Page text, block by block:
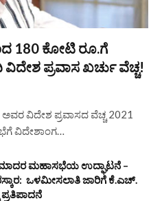
180 ಕೋಟಿ ರೂ.ಗೆ
ಪ್ರವಾಸ ಖರ್ಚು ವೆಚ್ಚ!
ವಿದೇಶ ಪ್ರವಾಸದ ವೆಚ್ಚ 2021
ವಿದೇಶಾಂಗ…
ಮಾದರ ಮಹಾಸಭೆಯ ಉದ್ಘಾಟನೆ –
ಒಳಮೀಸಲಾತಿ ಜಾರಿಗೆ ಕೆ.ಎಚ್.